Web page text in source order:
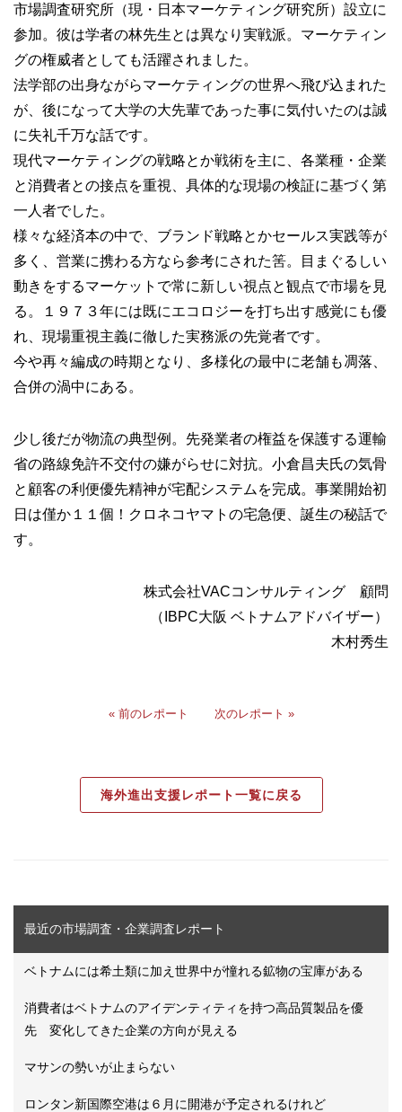
市場調査研究所（現・日本マーケティング研究所）設立に
参加。彼は学者の林先生とは異なり実戦派。マーケティン
グの権威者としても活躍されました。
法学部の出身ながらマーケティングの世界へ飛び込まれた
が、後になって大学の大先輩であった事に気付いたのは誠
に失礼千万な話です。
現代マーケティングの戦略とか戦術を主に、各業種・企業
と消費者との接点を重視、具体的な現場の検証に基づく第
一人者でした。
様々な経済本の中で、ブランド戦略とかセールス実践等が
多く、営業に携わる方なら参考にされた筈。目まぐるしい
動きをするマーケットで常に新しい視点と観点で市場を見
る。１９７３年には既にエコロジーを打ち出す感覚にも優
れ、現場重視主義に徹した実務派の先覚者です。
今や再々編成の時期となり、多様化の最中に老舗も凋落、
合併の渦中にある。
少し後だが物流の典型例。先発業者の権益を保護する運輸
省の路線免許不交付の嫌がらせに対抗。小倉昌夫氏の気骨
と顧客の利便優先精神が宅配システムを完成。事業開始初
日は僅か１１個！クロネコヤマトの宅急便、誕生の秘話で
す。
株式会社VACコンサルティング 顧問
（IBPC大阪 ベトナムアドバイザー）
木村秀生
« 前のレポート 次のレポート »
海外進出支援レポート一覧に戻る
最近の市場調査・企業調査レポート
ベトナムには希土類に加え世界中が憧れる鉱物の宝庫がある
消費者はベトナムのアイデンティティを持つ高品質製品を優
先 変化してきた企業の方向が見える
マサンの勢いが止まらない
ロンタン新国際空港は６月に開港が予定されるけれど